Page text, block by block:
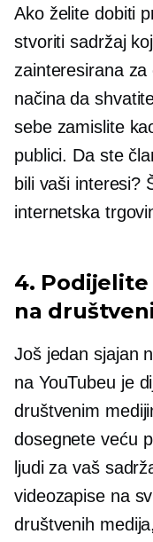
Ako želite dobiti
stvoriti sadržaj
zainteresirana za
načina da
sebe zamislite
publici. Da ste
bili vaši interesi?
internetska
4. Podijelite
na
Još jedan sjajan
na YouTubeu je
društvenim
dosegnete veću
ljudi za vaš
videozapise na
društvenih